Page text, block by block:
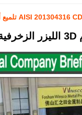
AISI 201304316 CD تلميع أسود التيتانيوم 3D الليزر الزينة ورقة الفولاذ المقاوم للصدأ